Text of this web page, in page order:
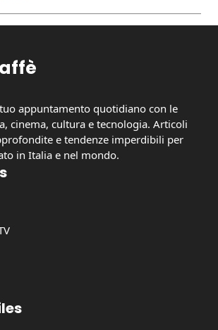
appuntamento quotidiano con le
cinema, cultura e tecnologia. Articoli
e tendenze imperdibili per
in Italia e nel mondo.